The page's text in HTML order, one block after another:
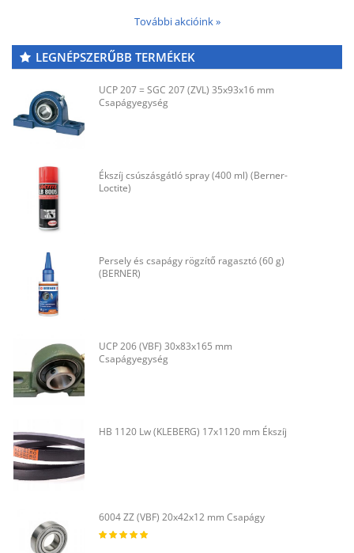
További akcióink »
LEGNÉPSZERŰBB TERMÉKEK
UCP 207 = SGC 207 (ZVL) 35x93x16 mm
Csapágyegység
Ékszíj csúszásgátló spray (400 ml) (Berner-
Loctite)
Persely és csapágy rögzítő ragasztó (60 g)
(BERNER)
UCP 206 (VBF) 30x83x165 mm
Csapágyegység
HB 1120 Lw (KLEBERG) 17x1120 mm Ékszíj
6004 ZZ (VBF) 20x42x12 mm Csapágy